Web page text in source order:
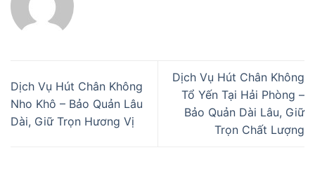
Dịch Vụ Hút Chân Không
Nho Khô – Bảo Quản Lâu
Dài, Giữ Trọn Hương Vị
Dịch Vụ Hút Chân Không
Tổ Yến Tại Hải Phòng –
Bảo Quản Dài Lâu, Giữ
Trọn Chất Lượng